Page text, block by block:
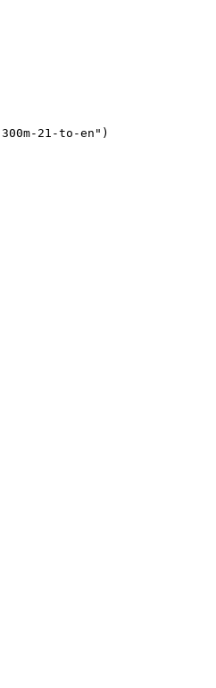
21-to-en")